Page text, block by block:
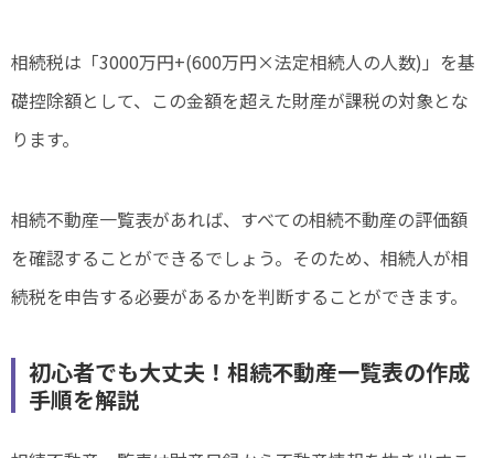
相続税は「3000万円+(600万円×法定相続人の人数)」を基
礎控除額として、この金額を超えた財産が課税の対象とな
ります。
相続不動産一覧表があれば、すべての相続不動産の評価額
を確認することができるでしょう。そのため、相続人が相
続税を申告する必要があるかを判断することができます。
初心者でも大丈夫！相続不動産一覧表の作成
手順を解説